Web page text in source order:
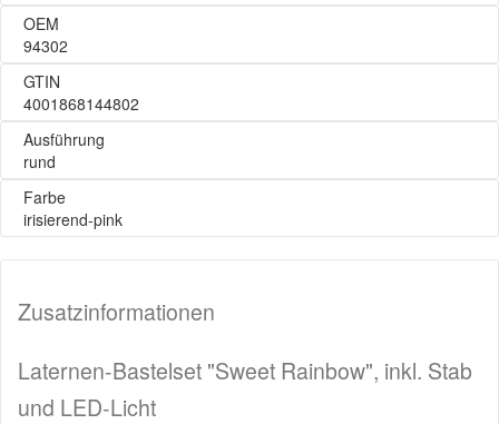
OEM
94302
GTIN
4001868144802
Ausführung
rund
Farbe
irisierend-pink
Zusatzinformationen
Laternen-Bastelset "Sweet Rainbow", inkl. Stab
und LED-Licht